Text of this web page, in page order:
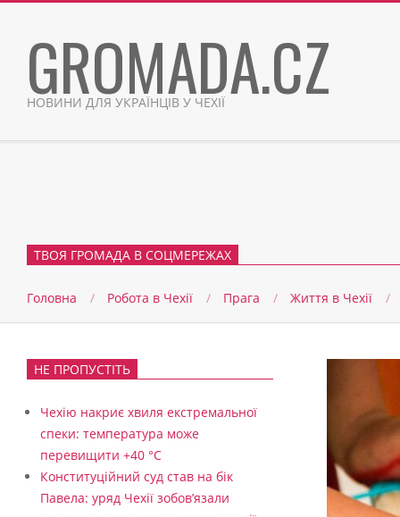
contentGROMADA.CZ
НОВИНИ ДЛЯ УКРАЇНЦІВ У ЧЕХІЇ
ТВОЯ ГРОМАДА В СОЦМЕРЕЖАХ
Головна Робота в Чехії Прага Життя в Чеxії
НЕ ПРОПУСТІТЬ
Чехію накриє хвиля екстремальної
спеки: температура може
перевищити +40 °C
Конституційний суд став на бік
Павела: уряд Чехії зобов’язали